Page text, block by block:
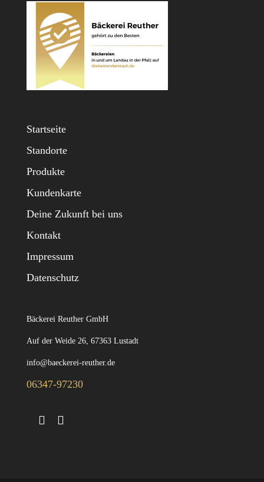
Startseite
Standorte
Produkte
Kundenkarte
Deine Zukunft bei uns
Kontakt
Impressum
Datenschutz
Bäckerei Reuther GmbH
Auf der Weide 26, 67363 Lustadt
info@baeckerei-reuther.de
06347-97230